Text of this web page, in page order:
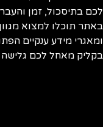
לכם בתיסכול, זמן
באתר תוכלו למצוא
ומאגרי מידע ענקיים
בקליק מאחל לכם גלישה